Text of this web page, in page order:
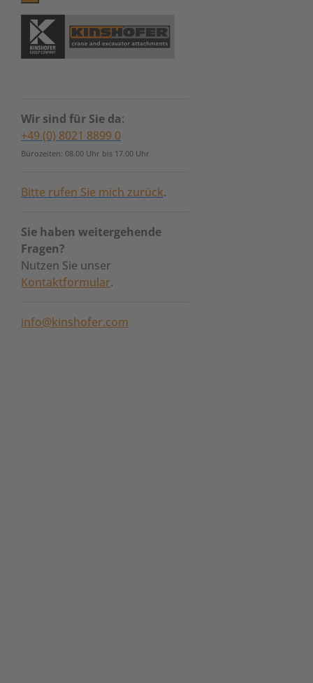
Wir sind für Sie da:
+49 (0) 8021 8899 0
Bürozeiten: 08.00 Uhr bis 17.00 Uhr
Bitte rufen Sie mich zurück.
Sie haben weitergehende
Fragen?
Nutzen Sie unser
Kontaktformular.
info@kinshofer.com